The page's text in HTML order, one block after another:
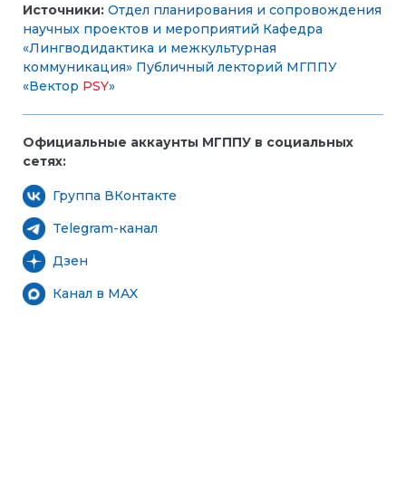
Источники: Отдел планирования и сопровождения
научных проектов и мероприятий Кафедра
«Лингводидактика и межкультурная
коммуникация» Публичный лекторий МГППУ
«Вектор PSY»
Официальные аккаунты МГППУ в социальных
сетях:
Группа ВКонтакте
Telegram-канал
Дзен
Канал в MAX